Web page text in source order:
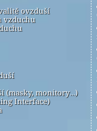
ovzduší
vzduchu
(masky, monitory…)
Interface)